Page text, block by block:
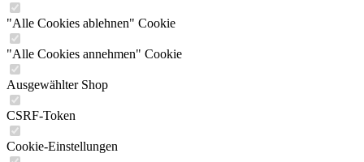
"Alle Cookies ablehnen" Cookie
"Alle Cookies annehmen" Cookie
Ausgewählter Shop
CSRF-Token
Cookie-Einstellungen